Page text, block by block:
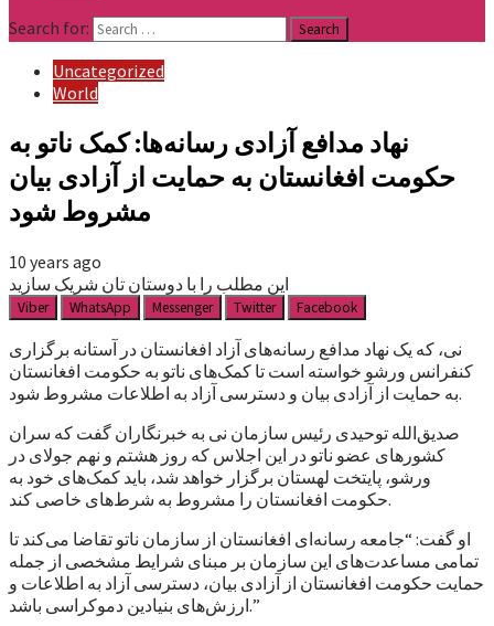
Search for:
Uncategorized
World
نهاد مدافع آزادی رسانه‌ها: کمک ناتو به
حکومت افغانستان به حمایت از آزادی بیان
مشروط شود
10 years ago
این مطلب را با دوستان تان شریک سازید
Viber WhatsApp Messenger Twitter Facebook
نی، که یک نهاد مدافع رسانه‌های آزاد افغانستان در آستانه برگزاری
کنفرانس ورشو خواسته است تا کمک‌های ناتو به حکومت افغانستان
به حمایت از آزادی بیان و دسترسی آزاد به اطلاعات مشروط شود.
صدیق‌الله توحیدی رئیس سازمان نی به خبرنگاران گفت که سران
کشورهای عضو ناتو در این اجلاس که روز هشتم و نهم جولای در
ورشو، پایتخت لهستان برگزار خواهد شد، باید کمک‌های خود به
حکومت افغانستان را مشروط به شرط‌های خاصی کند.
او گفت: “جامعه رسانه‌ای افغانستان از سازمان ناتو تقاضا می‌کند تا
تمامی مساعدت‌های این سازمان بر مبنای شرایط مشخصی از جمله
حمایت حکومت افغانستان از آزادی بیان، دسترسی آزاد به اطلاعات و
ارزش‌های بنیادین دموکراسی باشد.”